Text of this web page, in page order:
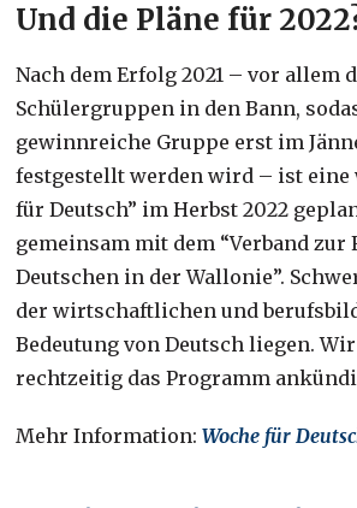
Und die Pläne für
Nach dem Erfolg 2021 – vor allem
Schülergruppen in den Bann,
gewinnreiche Gruppe erst im
festgestellt werden wird – ist eine
für Deutsch” im Herbst 2022
gemeinsam mit dem “Verband zur
Deutschen in der Wallonie”.
der wirtschaftlichen und
Bedeutung von Deutsch liegen.
rechtzeitig das Programm
Mehr Information:Woche für